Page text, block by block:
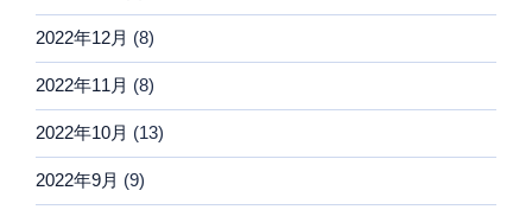
2022年12月 (8)
2022年11月 (8)
2022年10月 (13)
2022年9月 (9)